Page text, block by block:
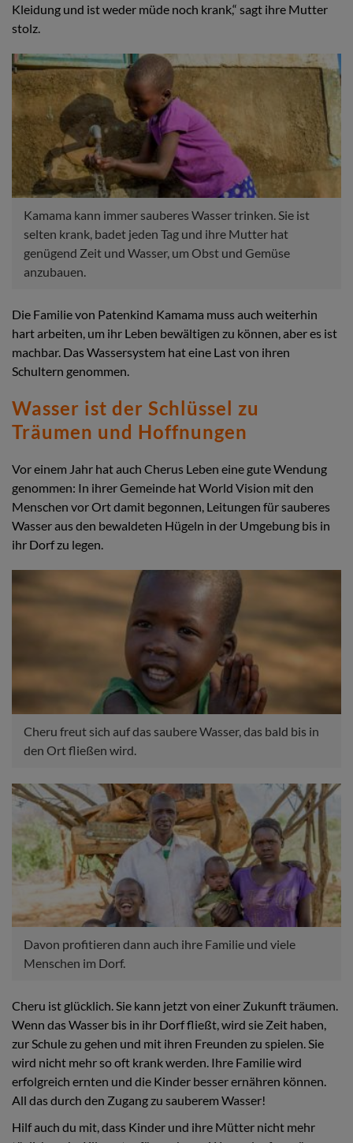
Kleidung und ist weder müde noch krank,“ sagt ihre Mutter
stolz.
Kamama kann immer sauberes Wasser trinken. Sie ist
selten krank, badet jeden Tag und ihre Mutter hat
genügend Zeit und Wasser, um Obst und Gemüse
anzubauen.
Die Familie von Patenkind Kamama muss auch weiterhin
hart arbeiten, um ihr Leben bewältigen zu können, aber es ist
machbar. Das Wassersystem hat eine Last von ihren
Schultern genommen.
Wasser ist der Schlüssel zu
Träumen und Hoffnungen
Vor einem Jahr hat auch Cherus Leben eine gute Wendung
genommen: In ihrer Gemeinde hat World Vision mit den
Menschen vor Ort damit begonnen, Leitungen für sauberes
Wasser aus den bewaldeten Hügeln in der Umgebung bis in
ihr Dorf zu legen.
Cheru freut sich auf das saubere Wasser, das bald bis in
den Ort fließen wird.
Davon profitieren dann auch ihre Familie und viele
Menschen im Dorf.
Cheru ist glücklich. Sie kann jetzt von einer Zukunft träumen.
Wenn das Wasser bis in ihr Dorf fließt, wird sie Zeit haben,
zur Schule zu gehen und mit ihren Freunden zu spielen. Sie
wird nicht mehr so oft krank werden. Ihre Familie wird
erfolgreich ernten und die Kinder besser ernähren können.
All das durch den Zugang zu sauberem Wasser!
Hilf auch du mit, dass Kinder und ihre Mütter nicht mehr